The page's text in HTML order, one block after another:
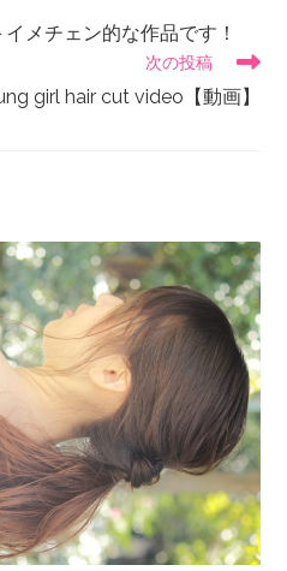
メチェン的な作品です！
次の投稿
girl hair cut video【動画】